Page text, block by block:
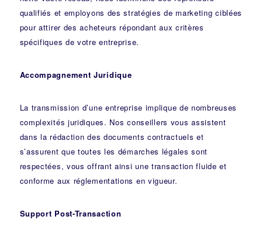
qualifiés et employons des stratégies de marketing ciblées
pour attirer des acheteurs répondant aux critères
spécifiques de votre entreprise.
Accompagnement Juridique
La transmission d’une entreprise implique de nombreuses
complexités juridiques. Nosconseillers vous assistent
dans la rédaction des documents contractuels et
s’assurent que toutes les démarches légales sont
respectées, vous offrant ainsi une transaction fluide et
conforme aux réglementations en vigueur.
Support Post-Transaction